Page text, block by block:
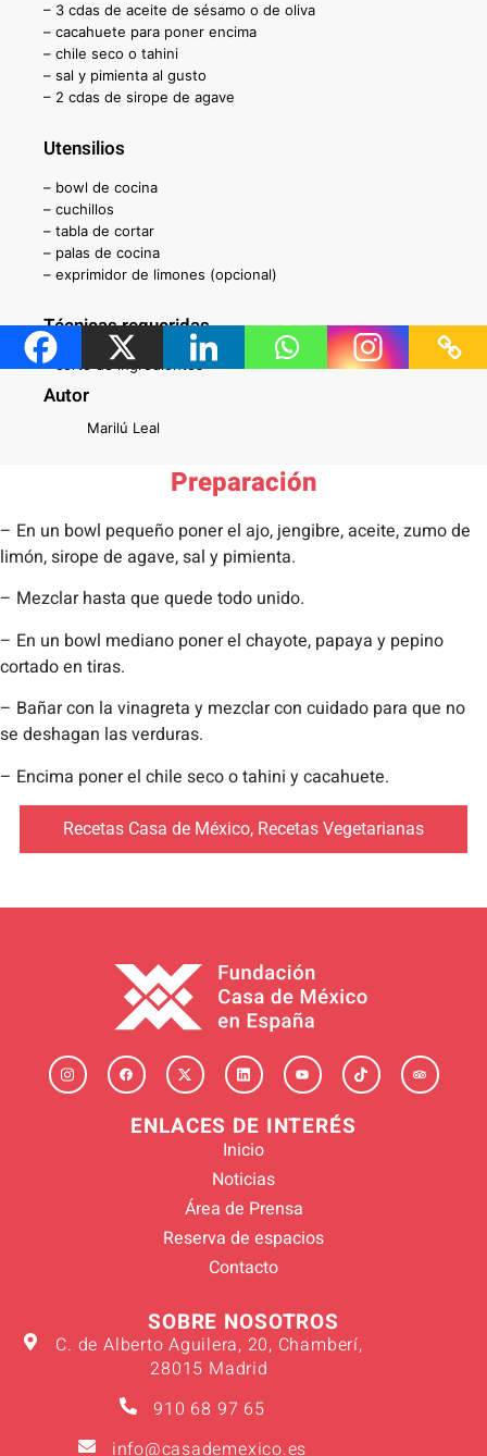
– 3 cdas de aceite de sésamo o de oliva
– cacahuete para poner encima
– chile seco o tahini
– sal y pimienta al gusto
– 2 cdas de sirope de agave
Utensilios
– bowl de cocina
– cuchillos
– tabla de cortar
– palas de cocina
– exprimidor de limones (opcional)
Técnicas requeridas
– corte de ingredientes
Autor
Marilú Leal
Preparación
– En un bowl pequeño poner el ajo, jengibre, aceite, zumo de
limón, sirope de agave, sal y pimienta.
– Mezclar hasta que quede todo unido.
– En un bowl mediano poner el chayote, papaya y pepino
cortado en tiras.
– Bañar con la vinagreta y mezclar con cuidado para que no
se deshagan las verduras.
– Encima poner el chile seco o tahini y cacahuete.
Recetas Casa de México, Recetas Vegetarianas
ENLACES DE INTERÉS
Inicio
Noticias
Área de Prensa
Reserva de espacios
Contacto
SOBRE NOSOTROS
C. de Alberto Aguilera, 20, Chamberí,
28015 Madrid
910 68 97 65
info@casademexico.es